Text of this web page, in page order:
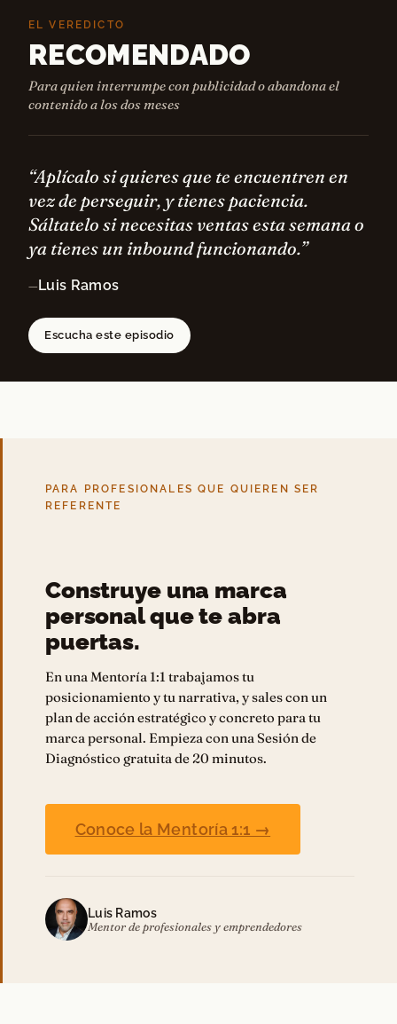
EL VEREDICTO
RECOMENDADO
Para quien interrumpe con publicidad o abandona el
contenido a los dos meses
“Aplícalo si quieres que te encuentren en
vez de perseguir, y tienes paciencia.
Sáltatelo si necesitas ventas esta semana o
ya tienes un inbound funcionando.”
— Luis Ramos
Escucha este episodio
PARA PROFESIONALES QUE QUIEREN SER
REFERENTE
Construye una marca
personal que te abra
puertas.
En una Mentoría 1:1 trabajamos tu
posicionamiento y tu narrativa, y sales con un
plan de acción estratégico y concreto para tu
marca personal. Empieza con una Sesión de
Diagnóstico gratuita de 20 minutos.
Conoce la Mentoría 1:1 →
Luis Ramos
Mentor de profesionales y emprendedores